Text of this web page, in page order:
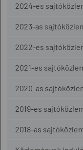
2024-es
2023-as
2022-es
2021-es
2020-as
2019-es
2018-as